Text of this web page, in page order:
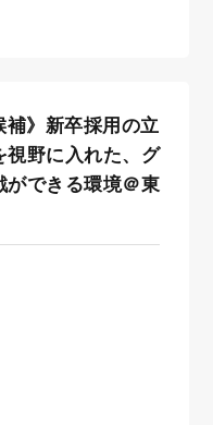
補》新卒採用の立
視野に入れた、グ
ができる環境＠東